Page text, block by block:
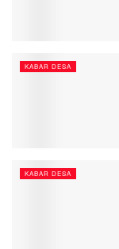
KABAR DESA
KABAR DESA